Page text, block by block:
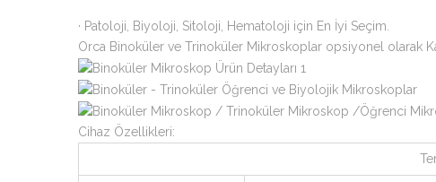
· Patoloji, Biyoloji, Sitoloji, Hematoloji için En İyi Seçim.
Orca Binoküler ve Trinoküler Mikroskoplar opsiyonel olarak
Cihaz Özellikleri: